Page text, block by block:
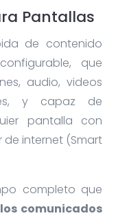
Pantallas
de contenido
que
audio, videos
y capaz de
pantalla con
internet (Smart
completo que
comunicados